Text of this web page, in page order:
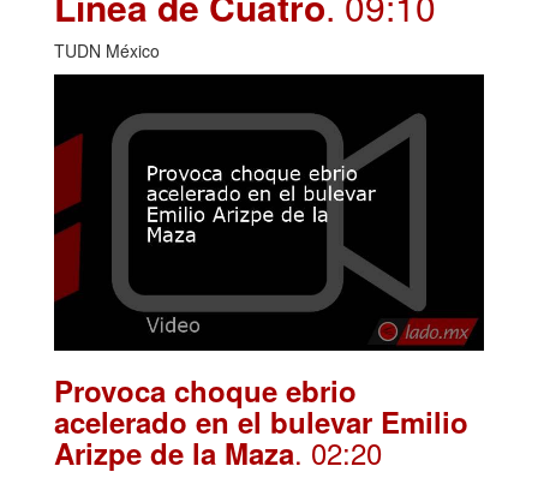
TUDN México
Provoca choque ebrio
acelerado en el bulevar Emilio
Arizpe de la Maza. 02:20